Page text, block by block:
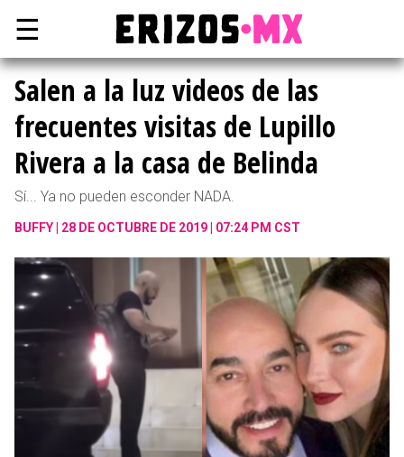
☰
Salen a la luz videos de las
frecuentes visitas de Lupillo
Rivera a la casa de Belinda
Sí... Ya no pueden esconder NADA.
BUFFY 28 DE OCTUBRE DE 2019 | 07:24 PM CST